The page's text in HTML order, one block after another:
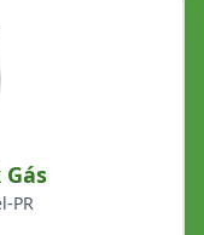
PR